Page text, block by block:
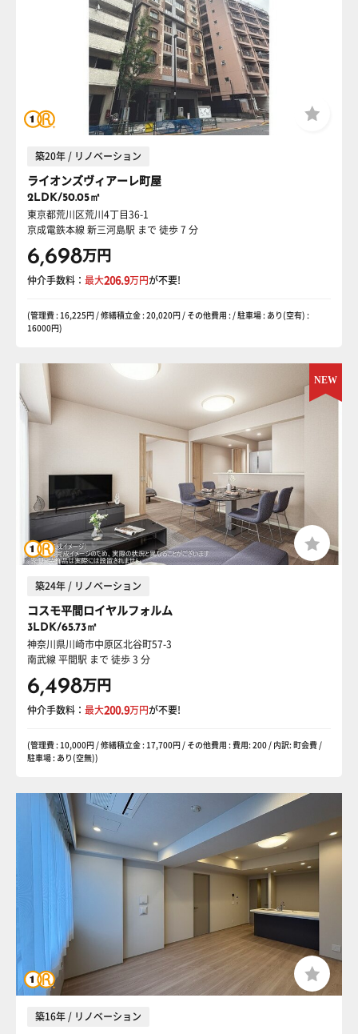
築20年 / リノベーション
ライオンズヴィアーレ町屋
2LDK/50.05㎡
東京都荒川区荒川4丁目36-1
京成電鉄本線 新三河島駅 まで 徒歩 7 分
6,698万円
仲介手数料： 最大206.9万円が不要!
(管理費 : 16,225円 / 修繕積立金 : 20,020円 / その他費用 : / 駐車場 : あり(空有) :
16000円)
築24年 / リノベーション
コスモ平間ロイヤルフォルム
3LDK/65.73㎡
神奈川県川崎市中原区北谷町57-3
南武線 平間駅 まで 徒歩 3 分
6,498万円
仲介手数料： 最大200.9万円が不要!
(管理費 : 10,000円 / 修繕積立金 : 17,700円 / その他費用 : 費用: 200 / 内訳: 町会費 /
駐車場 : あり(空無))
築16年 / リノベーション